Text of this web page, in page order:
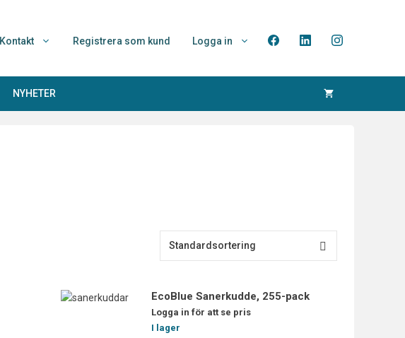
Kontakt Registrera som kund Logga in
NYHETER
EcoBlue Sanerkudde, 255-pack
Logga in för att se pris
I lager